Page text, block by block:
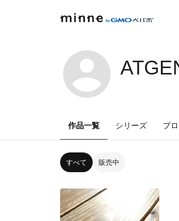
作品一覧 シリーズ プ
すべて 販売中